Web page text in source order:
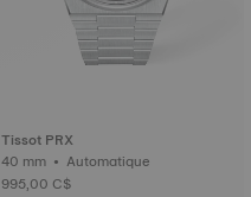
Tissot PRX
40 mm • Automatique
995,00 C$